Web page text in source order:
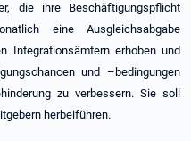
die ihre Beschäftigungspflicht
eine Ausgleichsabgabe
Integrationsämtern erhoben und
und –bedingungen
zu verbessern. Sie soll
herbeiführen.